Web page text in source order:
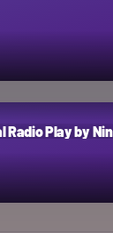
Radio Play by